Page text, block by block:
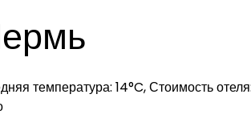
температура: 14°C, Стоимость